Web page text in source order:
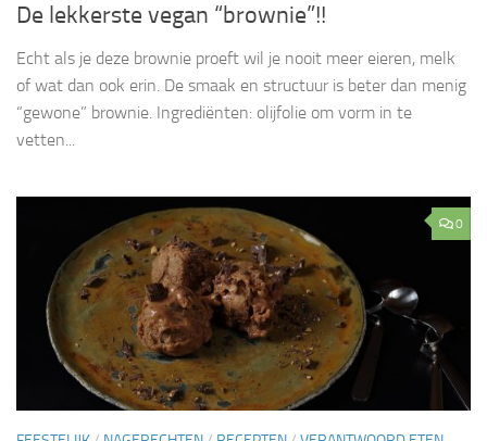
De lekkerste vegan “brownie”!!
Echt als je deze brownie proeft wil je nooit meer eieren, melk
of wat dan ook erin. De smaak en structuur is beter dan menig
“gewone” brownie. Ingrediënten: olijfolie om vorm in te
vetten...
0